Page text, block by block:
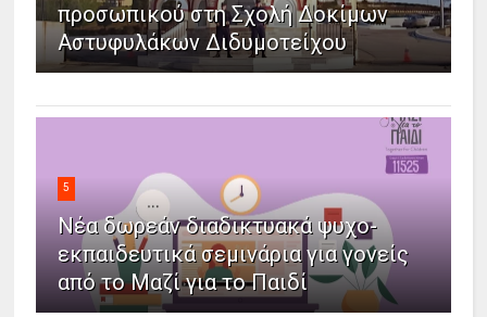
προσωπικού στη Σχολή Δοκίμων
Αστυφυλάκων Διδυμοτείχου
5
Νέα δωρεάν διαδικτυακά ψυχο-
εκπαιδευτικά σεμινάρια για γονείς
από το Μαζί για το Παιδί